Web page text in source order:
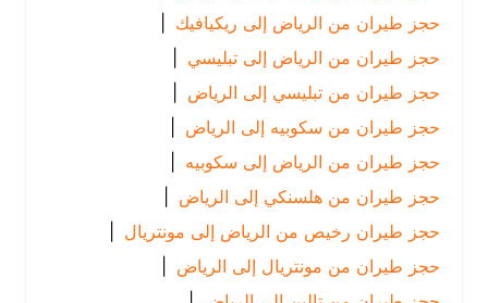
حجز طيران من الرياض إلى ريكيافيك |
حجز طيران من الرياض إلى تبليسي |
حجز طيران من تبليسي إلى الرياض
|
حجز طيران من سكوبيه إلى الرياض
|
حجز طيران من الرياض إلى سكوبيه |
حجز طيران من هلسنكي إلى الرياض
|
حجز طيران رخيص من الرياض إلى مونتريال |
حجز طيران من مونتريال إلى الرياض
|